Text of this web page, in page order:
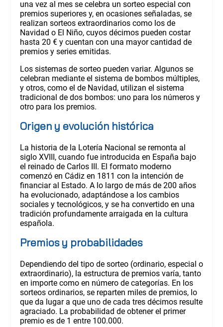
una vez al mes se celebra un sorteo especial con
premios superiores y, en ocasiones señaladas, se
realizan sorteos extraordinarios como los de
Navidad o El Niño, cuyos décimos pueden costar
hasta 20 € y cuentan con una mayor cantidad de
premios y series emitidas.
Los sistemas de sorteo pueden variar. Algunos se
celebran mediante el sistema de bombos múltiples,
y otros, como el de Navidad, utilizan el sistema
tradicional de dos bombos: uno para los números y
otro para los premios.
Origen y evolución histórica
La historia de la Lotería Nacional se remonta al
siglo XVIII, cuando fue introducida en España bajo
el reinado de Carlos III. El formato moderno
comenzó en Cádiz en 1811 con la intención de
financiar al Estado. A lo largo de más de 200 años
ha evolucionado, adaptándose a los cambios
sociales y tecnológicos, y se ha convertido en una
tradición profundamente arraigada en la cultura
española.
Premios y probabilidades
Dependiendo del tipo de sorteo (ordinario, especial o
extraordinario), la estructura de premios varía, tanto
en importe como en número de categorías. En los
sorteos ordinarios, se reparten miles de premios, lo
que da lugar a que uno de cada tres décimos resulte
agraciado. La probabilidad de obtener el primer
premio es de 1 entre 100.000.